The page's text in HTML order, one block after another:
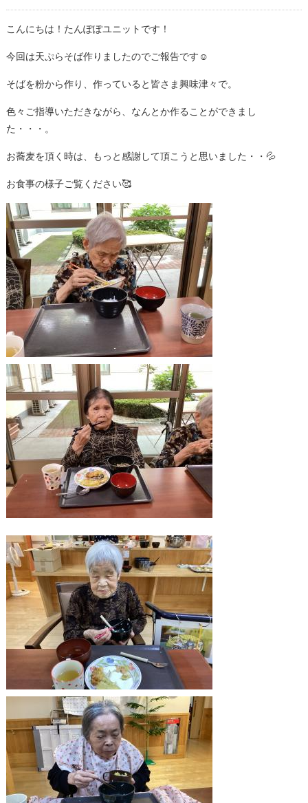
こんにちは！たんぽぽユニットです！
今回は天ぷらそば作りましたのでご報告です☺
そばを粉から作り、作っていると皆さま興味津々で。
色々ご指導いただきながら、なんとか作ることができまし
た・・・。
お蕎麦を頂く時は、もっと感謝して頂こうと思いました・・💦
お食事の様子ご覧ください🥰